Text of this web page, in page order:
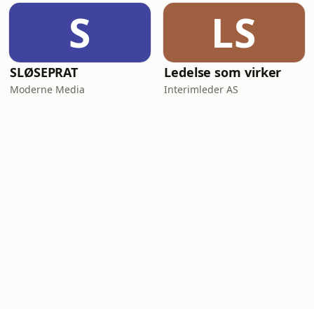
S
SLØSEPRAT
Moderne Media
LS
Ledelse som virker
Interimleder AS